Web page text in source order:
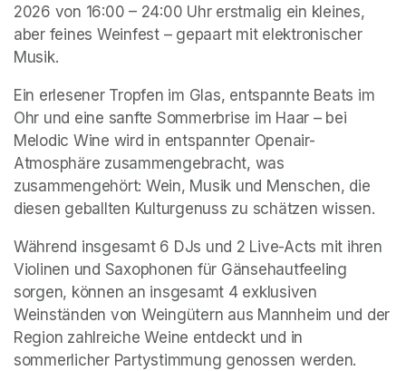
2026 von 16:00 – 24:00 Uhr erstmalig ein kleines,
aber feines Weinfest – gepaart mit elektronischer
Musik.
Ein erlesener Tropfen im Glas, entspannte Beats im
Ohr und eine sanfte Sommerbrise im Haar – bei
Melodic Wine wird in entspannter Openair-
Atmosphäre zusammengebracht, was
zusammengehört: Wein, Musik und Menschen, die
diesen geballten Kulturgenuss zu schätzen wissen.
Während insgesamt 6 DJs und 2 Live-Acts mit ihren
Violinen und Saxophonen für Gänsehautfeeling
sorgen, können an insgesamt 4 exklusiven
Weinständen von Weingütern aus Mannheim und der
Region zahlreiche Weine entdeckt und in
sommerlicher Partystimmung genossen werden.